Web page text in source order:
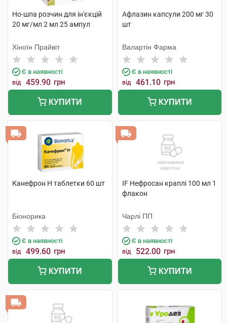
Но-шпа розчин для ін'єкцій
20 мг/мл 2 мл 25 ампул
Хіноїн Прайвіт
Є в наявності
від 459.90 грн
КУПИТИ
Афлазин капсули 200 мг 30
шт
Валартін Фарма
Є в наявності
від 461.10 грн
КУПИТИ
Канефрон H таблетки 60 шт
Біонорика
Є в наявності
від 499.60 грн
КУПИТИ
IF Нефросан краплі 100 мл 1
флакон
Чарлі ПП
Є в наявності
від 522.00 грн
КУПИТИ